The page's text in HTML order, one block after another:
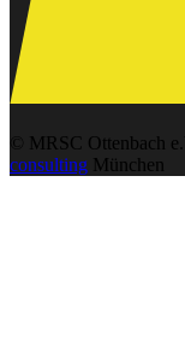
© MRSC Ottenbach
consulting München